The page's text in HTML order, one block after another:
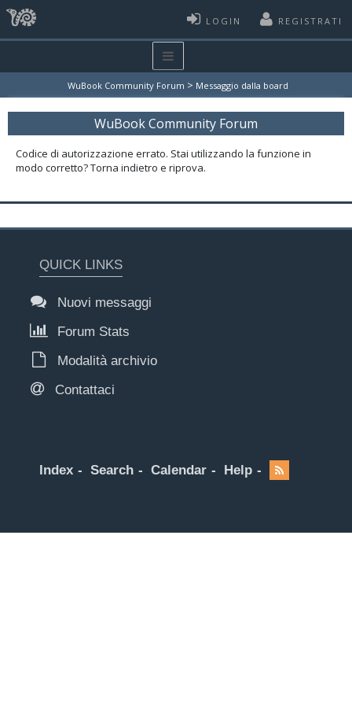
LOGIN REGISTRATI
WuBook Community Forum > Messaggio dalla board
WuBook Community Forum
Codice di autorizzazione errato. Stai utilizzando la funzione in
modo corretto? Torna indietro e riprova.
QUICK LINKS
Nuovi messaggi
Forum Stats
Modalità archivio
Contattaci
Index Search Calendar Help